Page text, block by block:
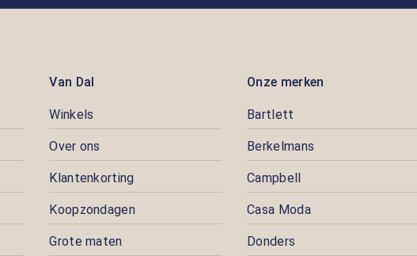
Van Dal
Winkels
Over ons
Klantenkorting
Koopzondagen
Grote maten
Onze merken
Bartlett
Berkelmans
Campbell
Casa Moda
Donders